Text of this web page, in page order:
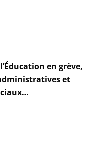
en grève,
et